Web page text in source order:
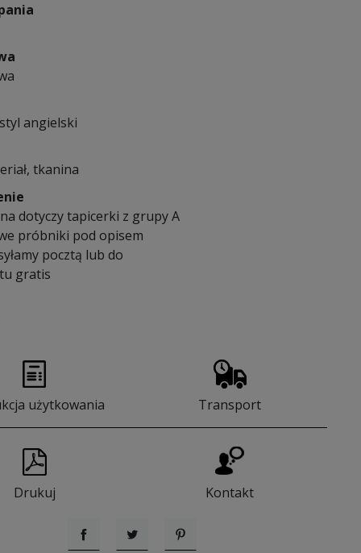
angielski
tkanina
dotyczy tapicerki z grupy A
próbniki pod opisem
pocztą lub do
gratis
użytkowania Transport
Drukuj Kontakt